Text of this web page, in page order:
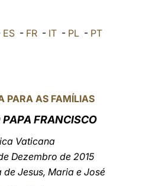
العربيّة ES - FR - IT - PL - PT
PARA AS FAMÍLIAS
FRANCISCO
Vaticana
Dezembro de 2015
Jesus, Maria e José